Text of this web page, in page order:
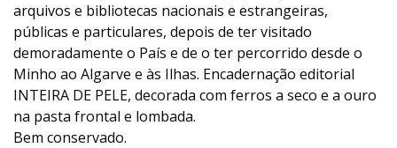
arquivos e bibliotecas nacionais e estrangeiras,
públicas e particulares, depois de ter visitado
demoradamente o País e de o ter percorrido desde o
Minho ao Algarve e às Ilhas. Encadernação editorial
INTEIRA DE PELE, decorada com ferros a seco e a ouro
na pasta frontal e lombada.
Bem conservado.